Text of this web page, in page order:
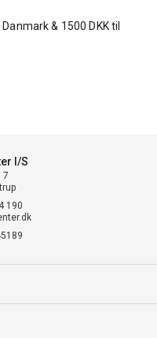
& 1500 DKK til
I/S
7
190